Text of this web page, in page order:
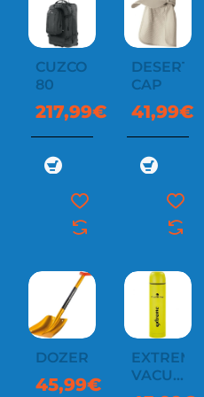
CUZCO
80
217,99€
DESERT
CAP
41,99€
DOZER
45,99€
EXTREME
VACUUM
BOTTLE